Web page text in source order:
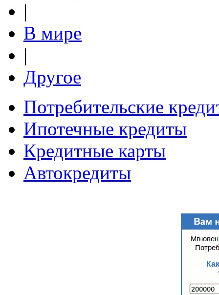
|
В мире
|
Другое
Потребительские
Ипотечные кредиты
Кредитные карты
Автокредиты